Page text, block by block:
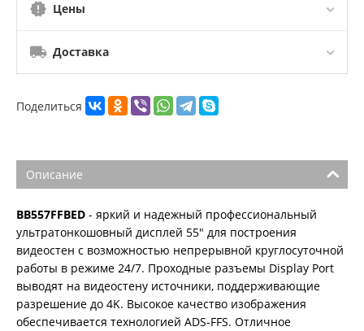
Цены
Доставка
Поделиться
Описание
BB557FFBED - яркий и надежный профессиональный
ультратонкошовный дисплей 55" для построения
видеостен с возможностью непрерывной круглосуточной
работы в режиме 24/7. Проходные разъемы Display Port
выводят на видеостену источники, поддерживающие
разрешение до 4K. Высокое качество изображения
обеспечивается технологией ADS-FFS. Отличное